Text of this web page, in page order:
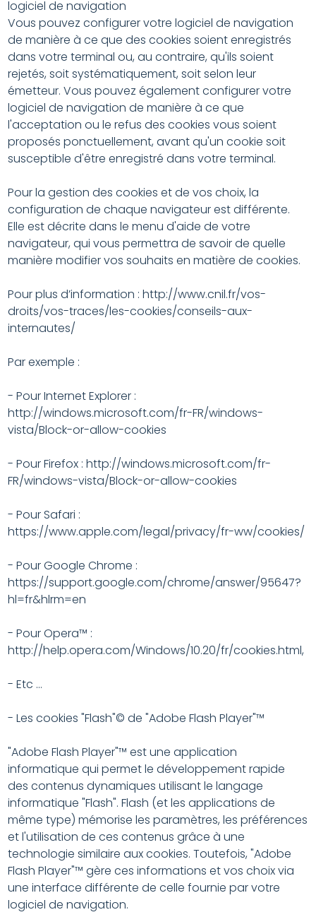
logiciel de navigation
Vous pouvez configurer votre logiciel de navigation
de manière à ce que des cookies soient enregistrés
dans votre terminal ou, au contraire, qu'ils soient
rejetés, soit systématiquement, soit selon leur
émetteur. Vous pouvez également configurer votre
logiciel de navigation de manière à ce que
l'acceptation ou le refus des cookies vous soient
proposés ponctuellement, avant qu'un cookie soit
susceptible d'être enregistré dans votre terminal.
Pour la gestion des cookies et de vos choix, la
configuration de chaque navigateur est différente.
Elle est décrite dans le menu d'aide de votre
navigateur, qui vous permettra de savoir de quelle
manière modifier vos souhaits en matière de cookies.
Pour plus d’information : http://www.cnil.fr/vos-
droits/vos-traces/les-cookies/conseils-aux-
internautes/
Par exemple :
- Pour Internet Explorer :
http://windows.microsoft.com/fr-FR/windows-
vista/Block-or-allow-cookies
- Pour Firefox : http://windows.microsoft.com/fr-
FR/windows-vista/Block-or-allow-cookies
- Pour Safari :
https://www.apple.com/legal/privacy/fr-ww/cookies/
- Pour Google Chrome :
https://support.google.com/chrome/answer/95647?
hl=fr&hlrm=en
- Pour Opera™ :
http://help.opera.com/Windows/10.20/fr/cookies.html,
- Etc …
- Les cookies "Flash"© de "Adobe Flash Player"™
"Adobe Flash Player"™ est une application
informatique qui permet le développement rapide
des contenus dynamiques utilisant le langage
informatique "Flash". Flash (et les applications de
même type) mémorise les paramètres, les préférences
et l'utilisation de ces contenus grâce à une
technologie similaire aux cookies. Toutefois, "Adobe
Flash Player"™ gère ces informations et vos choix via
une interface différente de celle fournie par votre
logiciel de navigation.